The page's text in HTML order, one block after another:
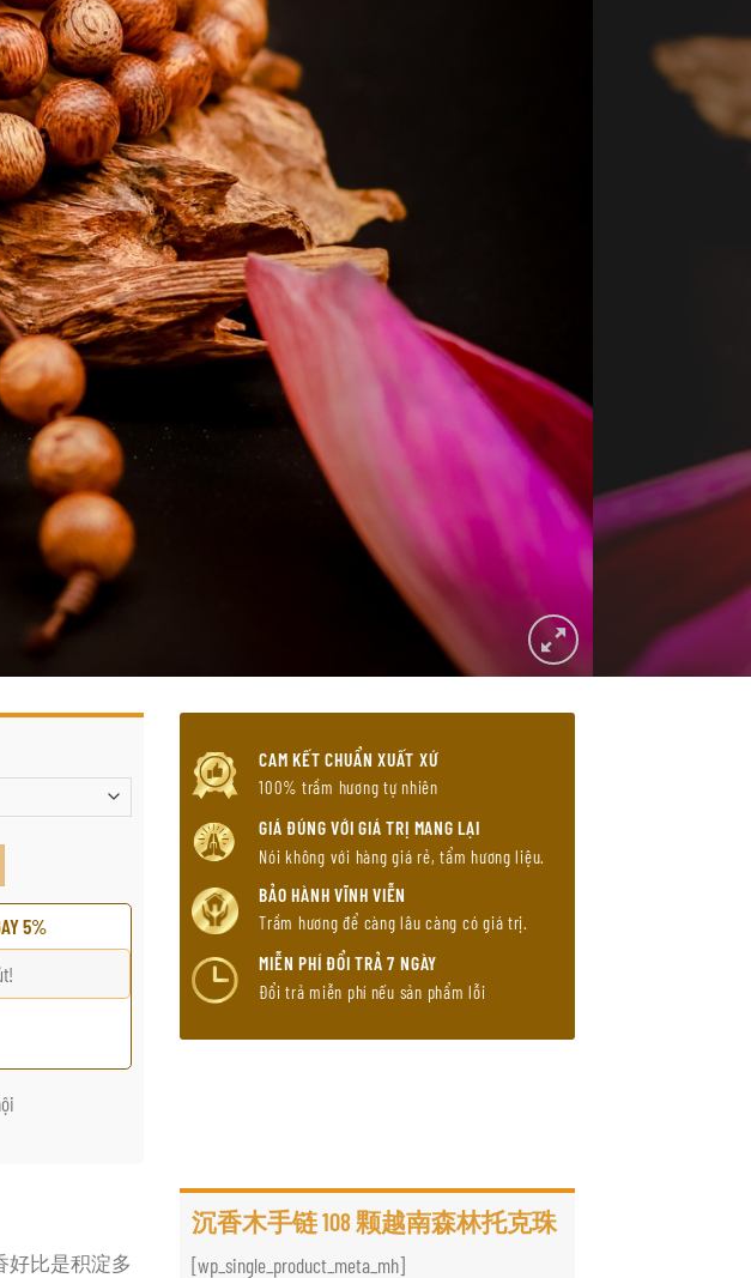
5%
CAM KẾT CHUẨN XUẤT XỨ
100% trầm hương tự nhiên
GIÁ ĐÚNG VỚI GIÁ TRỊ MANG LẠI
Nói không với hàng giá rẻ, tẩm hương liệu.
BẢO HÀNH VĨNH VIỄN
Trầm hương để càng lâu càng có giá trị.
MIỄN PHÍ ĐỔI TRẢ 7 NGÀY
Đổi trả miễn phí nếu sản phẩm lỗi
好比是积淀多
沉香木手链 108 颗越南森林托克珠
[wp_single_product_meta_mh]